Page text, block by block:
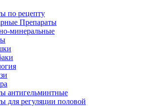
по рецепту
Препараты
минеральные
антигельминтные
для регуляции половой